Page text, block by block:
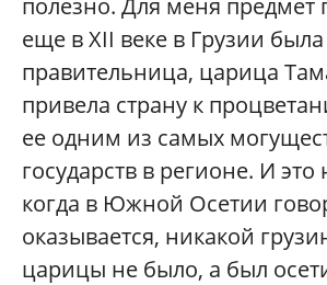
полезно. Для меня предмет
еще в XII веке в Грузии была
правительница, царица
привела страну к
ее одним из самых
государств в регионе. И это
когда в Южной Осетии
оказывается, никакой
царицы не было, а был